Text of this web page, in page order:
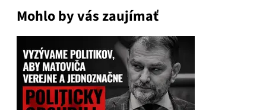
Mohlo by vás zaujímať